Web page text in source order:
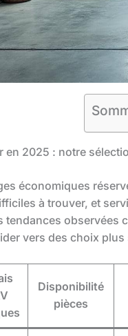
en 2025 : notre
économiques
à trouver, et
tendances observées
vers des choix
Disponibilité
pièces